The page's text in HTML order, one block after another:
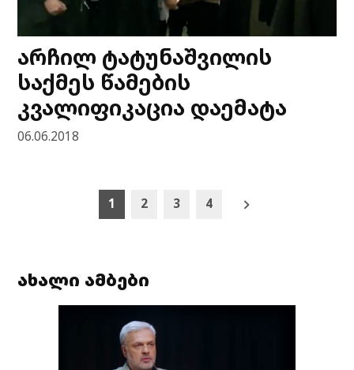
არჩილ ტატუნაშვილის
საქმეს წამების
კვალიფიკაცია დაემატა
06.06.2018
pagination
1 2 3 4
ახალი ამბები